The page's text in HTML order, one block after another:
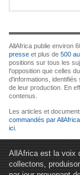
AllAfrica publie environ
presse et plus de 500
positions sur tous les
l'opposition que celles
d'informations,
de leur production. En
contenus.
Les articles et
commandés par AllAfrica
ici
AllAfrica est la voix
collectons,